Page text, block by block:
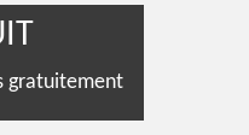
gratuitement